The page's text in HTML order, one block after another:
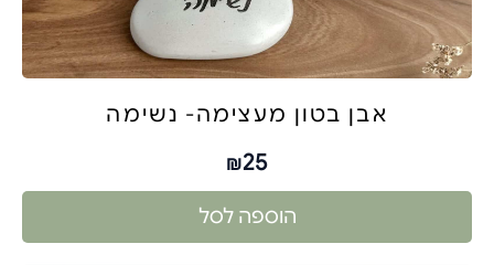
אבן בטון מעצימה- נשימה
₪25
הוספה לסל